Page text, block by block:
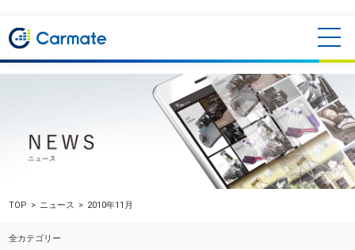
TOP ニュース 2010年11月
全カテゴリー